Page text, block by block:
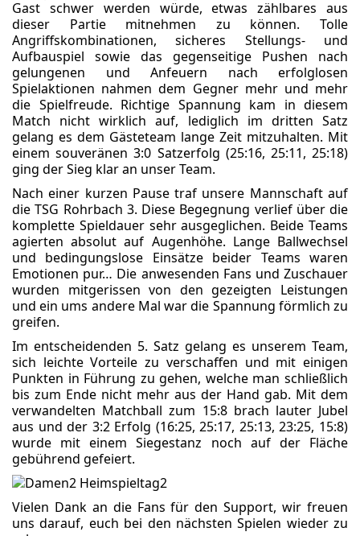
Gast schwer werden würde, etwas zählbares aus
dieser Partie mitnehmen zu können. Tolle
Angriffskombinationen, sicheres Stellungs- und
Aufbauspiel sowie das gegenseitige Pushen nach
gelungenen und Anfeuern nach erfolglosen
Spielaktionen nahmen dem Gegner mehr und mehr
die Spielfreude. Richtige Spannung kam in diesem
Match nicht wirklich auf, lediglich im dritten Satz
gelang es dem Gästeteam lange Zeit mitzuhalten. Mit
einem souveränen 3:0 Satzerfolg (25:16, 25:11, 25:18)
ging der Sieg klar an unser Team.
Nach einer kurzen Pause traf unsere Mannschaft auf
die TSG Rohrbach 3. Diese Begegnung verlief über die
komplette Spieldauer sehr ausgeglichen. Beide Teams
agierten absolut auf Augenhöhe. Lange Ballwechsel
und bedingungslose Einsätze beider Teams waren
Emotionen pur… Die anwesenden Fans und Zuschauer
wurden mitgerissen von den gezeigten Leistungen
und ein ums andere Mal war die Spannung förmlich zu
greifen.
Im entscheidenden 5. Satz gelang es unserem Team,
sich leichte Vorteile zu verschaffen und mit einigen
Punkten in Führung zu gehen, welche man schließlich
bis zum Ende nicht mehr aus der Hand gab. Mit dem
verwandelten Matchball zum 15:8 brach lauter Jubel
aus und der 3:2 Erfolg (16:25, 25:17, 25:13, 23:25, 15:8)
wurde mit einem Siegestanz noch auf der Fläche
gebührend gefeiert.
Vielen Dank an die Fans für den Support, wir freuen
uns darauf, euch bei den nächsten Spielen wieder zu